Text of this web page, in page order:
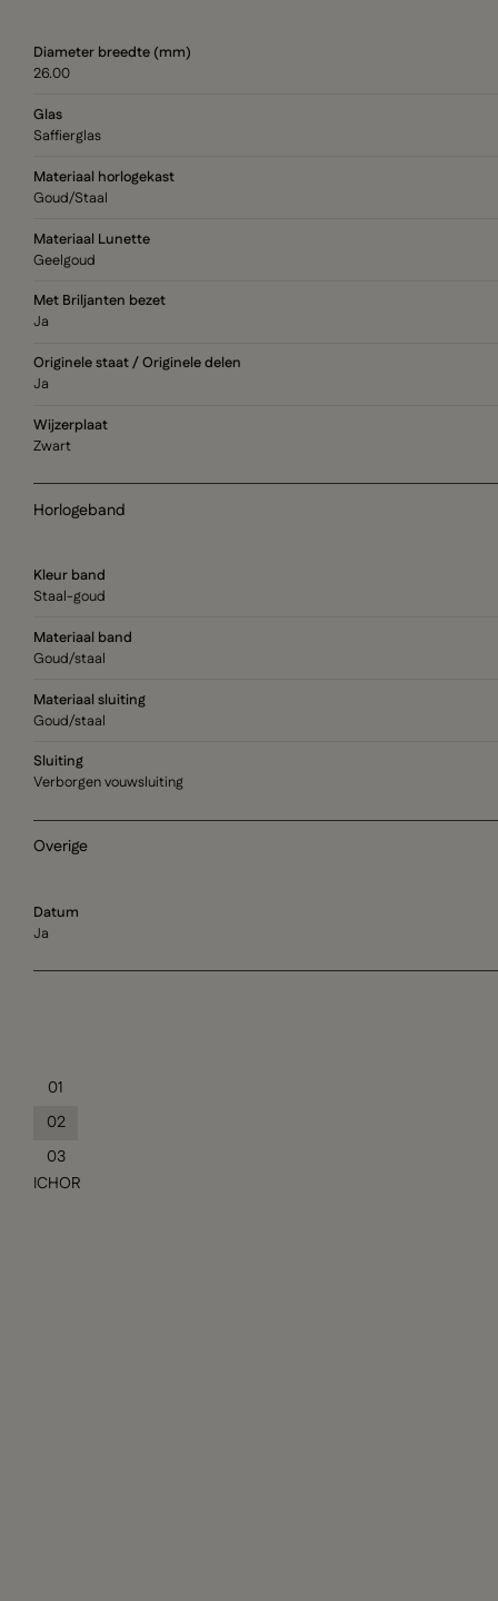
Diameter breedte (mm)
26.00
Glas
Saffierglas
Materiaal horlogekast
Goud/Staal
Materiaal Lunette
Geelgoud
Met Briljanten bezet
Ja
Originele staat / Originele delen
Ja
Wijzerplaat
Zwart
Horlogeband
Kleur band
Staal-goud
Materiaal band
Goud/staal
Materiaal sluiting
Goud/staal
Sluiting
Verborgen vouwsluiting
Overige
Datum
Ja
01
02
03
ICHOR